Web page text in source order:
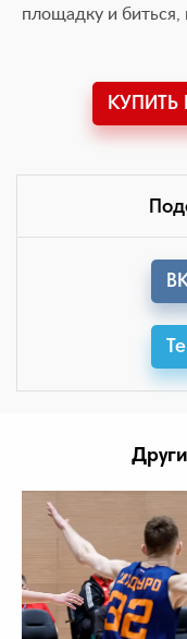
площадку и биться,
КУПИТЬ